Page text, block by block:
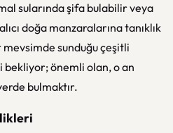
sularında şifa bulabilir veya
doğa manzaralarına tanıklık
sunduğu çeşitli
önemli olan, o an
bulmaktır.